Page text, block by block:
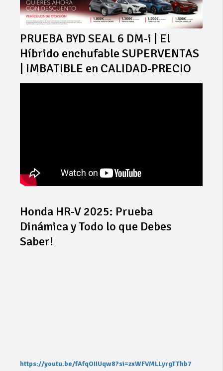
PRUEBA BYD SEAL 6 DM-i | El
Híbrido enchufable SUPERVENTAS
| IMBATIBLE en CALIDAD-PRECIO
Honda HR-V 2025: Prueba
Dinámica y Todo lo que Debes
Saber!
https://youtu.be/fAfqOIIUqw8?si=zxWFVMLLyrgTThb7